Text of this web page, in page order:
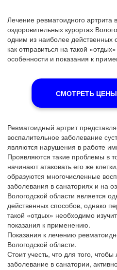
Лечение ревматоидного артрита
оздоровительных курортах
одним из наиболее действенных
как отправиться на такой
особенности и показания к
СМОТРЕТЬ ЦЕНЫ
Ревматоидный артрит
воспалительное заболевание
являются нарушения в работе
Проявляются такие проблемы в
начинают атаковать его же
образуются многочисленные
заболевания в санаториях и на
Вологодской области является
действенных способов, однако
такой «отдых» необходимо
показания к применению.
Показания к лечению
Вологодской области.
Стоит учесть, что для того,
заболевание в санатории,